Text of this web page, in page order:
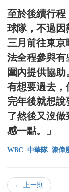
至於後續行程
球隊，不過因
三月前往東
法全程參與有
圍內提供協
有想要過去，
完年後就想
了然後又沒
感一點。」
WBC 中華隊 陳偉
← 上一則